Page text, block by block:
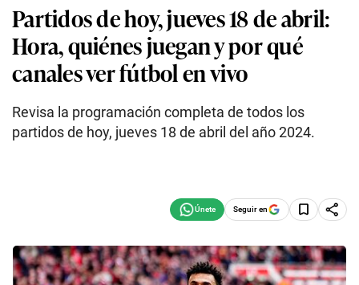
Partidos de hoy, jueves 18 de abril:
Hora, quiénes juegan y por qué
canales ver fútbol en vivo
Revisa la programación completa de todos los
partidos de hoy, jueves 18 de abril del año 2024.
Seguir en